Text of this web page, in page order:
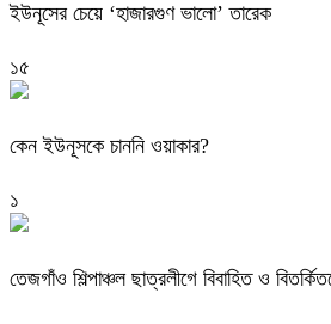
ইউনূসের চেয়ে ‘হাজারগুণ ভালো’ তারেক
১৫
কেন ইউনূসকে চাননি ওয়াকার?
১
তেজগাঁও শিল্পাঞ্চল ছাত্রলীগে বিবাহিত ও